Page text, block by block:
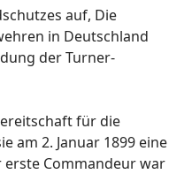
auf, Die
in Deutschland
der Turner-
für die
am 2. Januar 1899 eine
Commandeur war